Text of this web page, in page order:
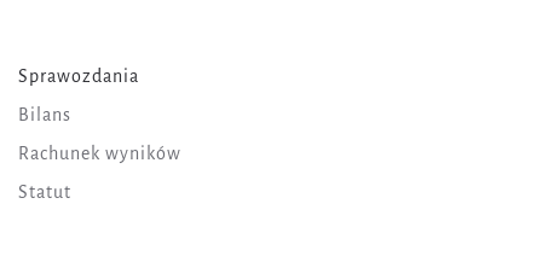
Sprawozdania
Bilans
Rachunek wyników
Statut